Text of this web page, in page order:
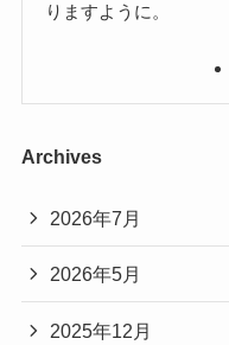
りますように。
Archives
2026年7月
2026年5月
2025年12月